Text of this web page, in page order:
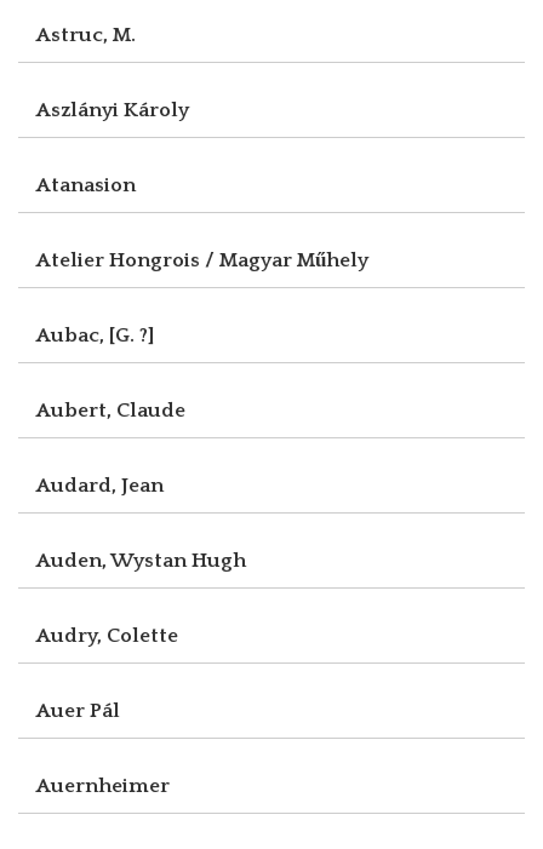
Astruc, M.
Aszlányi Károly
Atanasion
Atelier Hongrois / Magyar Műhely
Aubac, [G. ?]
Aubert, Claude
Audard, Jean
Auden, Wystan Hugh
Audry, Colette
Auer Pál
Auernheimer